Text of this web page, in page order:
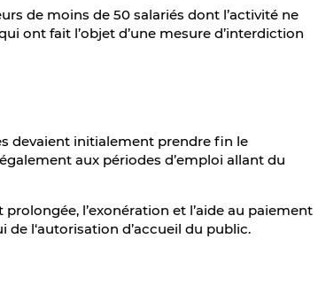
de moins de 50 salariés dont l’activité ne
ont fait l’objet d’une mesure d’interdiction
devaient initialement prendre fin le
aux périodes d’emploi allant du
l’exonération et l’aide au paiement
l‘autorisation d’accueil du public.